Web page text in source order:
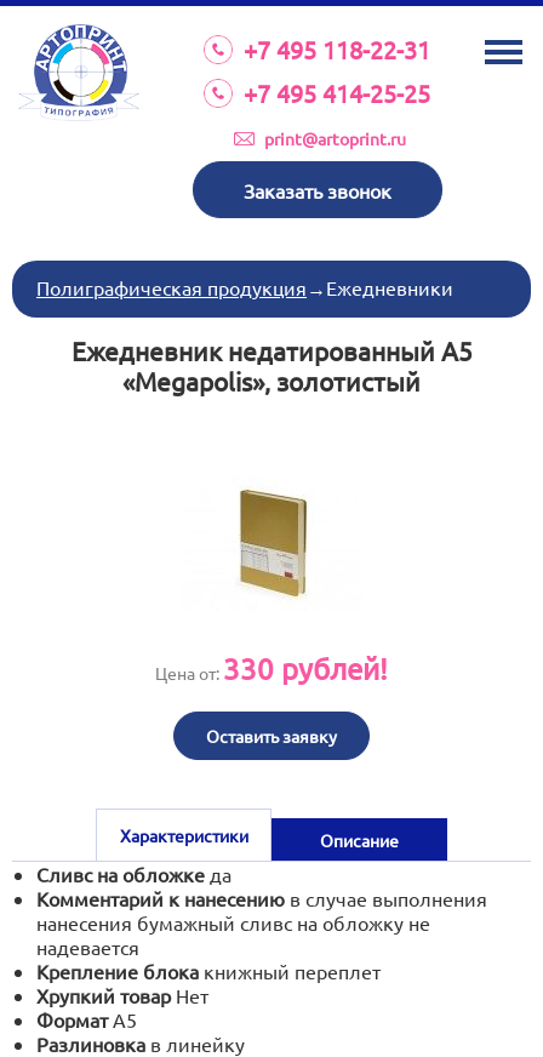
+7 495 118-22-31
+7 495 414-25-25
print@artoprint.ru
Заказать звонок
О КОМПАНИИ
УСЛУГИ
КАТАЛОГ
ТРЕБОВАНИЯ К МАКЕТАМ
НОВОСТИ
ИНВЕСТИЦИИ
КОНТАКТЫ
пн-пт 8:30 17:00
Полиграфическая продукция → Ежедневники
Ежедневник недатированный А5
«Megapolis», золотистый
Цена от: 330 рублей!
Оставить заявку
Характеристики Описание
Сливс на обложке да
Комментарий к нанесению в случае выполнения
нанесения бумажный сливс на обложку не
надевается
Крепление блока книжный переплет
Хрупкий товар Нет
Формат А5
Разлиновка в линейку